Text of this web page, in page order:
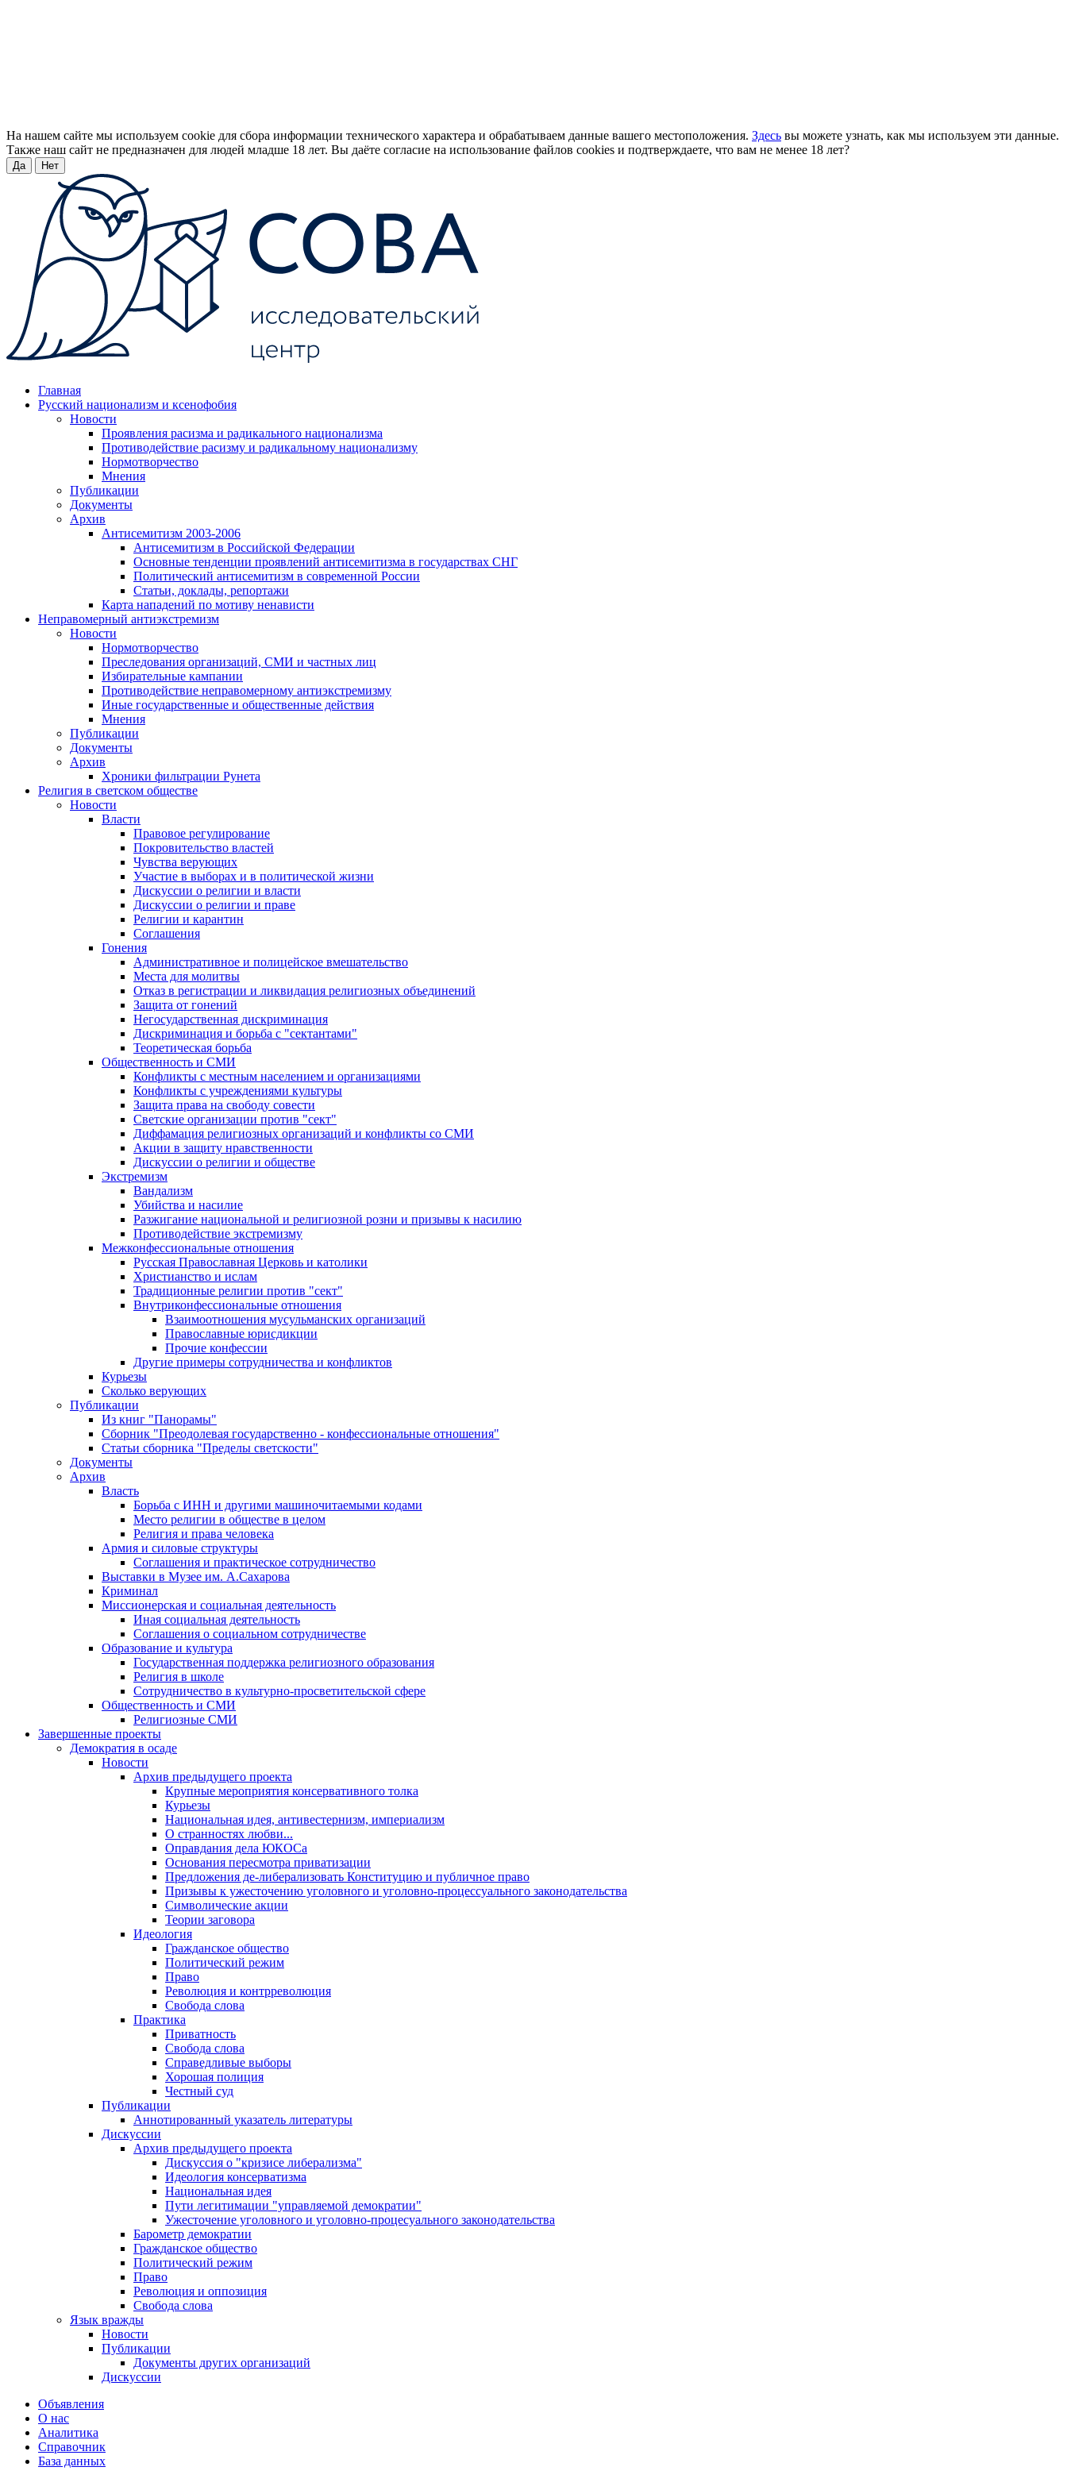
На нашем сайте мы используем cookie для сбора информации технического характера и обрабатываем данные вашего местоположения. Здесь вы можете узнать, как мы используем эти данные.
Также наш сайт не предназначен для людей младше 18 лет. Вы даёте согласие на использование файлов cookies и подтверждаете, что вам не менее 18 лет?
Да Нет
Главная
Русский национализм и ксенофобия
Новости
Проявления расизма и радикального национализма
Противодействие расизму и радикальному национализму
Нормотворчество
Мнения
Публикации
Документы
Архив
Антисемитизм 2003-2006
Антисемитизм в Российской Федерации
Основные тенденции проявлений антисемитизма в государствах СНГ
Политический антисемитизм в современной России
Статьи, доклады, репортажи
Карта нападений по мотиву ненависти
Неправомерный антиэкстремизм
Новости
Нормотворчество
Преследования организаций, СМИ и частных лиц
Избирательные кампании
Противодействие неправомерному антиэкстремизму
Иные государственные и общественные действия
Мнения
Публикации
Документы
Архив
Хроники фильтрации Рунета
Религия в светском обществе
Новости
Власти
Правовое регулирование
Покровительство властей
Чувства верующих
Участие в выборах и в политической жизни
Дискуссии о религии и власти
Дискуссии о религии и праве
Религии и карантин
Соглашения
Гонения
Административное и полицейское вмешательство
Места для молитвы
Отказ в регистрации и ликвидация религиозных объединений
Защита от гонений
Негосударственная дискриминация
Дискриминация и борьба с "сектантами"
Теоретическая борьба
Общественность и СМИ
Конфликты с местным населением и организациями
Конфликты с учреждениями культуры
Защита права на свободу совести
Светские организации против "сект"
Диффамация религиозных организаций и конфликты со СМИ
Акции в защиту нравственности
Дискуссии о религии и обществе
Экстремизм
Вандализм
Убийства и насилие
Разжигание национальной и религиозной розни и призывы к насилию
Противодействие экстремизму
Межконфессиональные отношения
Русская Православная Церковь и католики
Христианство и ислам
Традиционные религии против "сект"
Внутриконфессиональные отношения
Взаимоотношения мусульманских организаций
Православные юрисдикции
Прочие конфессии
Другие примеры сотрудничества и конфликтов
Курьезы
Сколько верующих
Публикации
Из книг "Панорамы"
Сборник "Преодолевая государственно - конфессиональные отношения"
Статьи сборника "Пределы светскости"
Документы
Архив
Власть
Борьба с ИНН и другими машиночитаемыми кодами
Место религии в обществе в целом
Религия и права человека
Армия и силовые структуры
Соглашения и практическое сотрудничество
Выставки в Музее им. А.Сахарова
Криминал
Миссионерская и социальная деятельность
Иная социальная деятельность
Соглашения о социальном сотрудничестве
Образование и культура
Государственная поддержка религиозного образования
Религия в школе
Сотрудничество в культурно-просветительской сфере
Общественность и СМИ
Религиозные СМИ
Завершенные проекты
Демократия в осаде
Новости
Архив предыдущего проекта
Крупные мероприятия консервативного толка
Курьезы
Национальная идея, антивестернизм, империализм
О странностях любви...
Оправдания дела ЮКОСа
Основания пересмотра приватизации
Предложения де-либерализовать Конституцию и публичное право
Призывы к ужесточению уголовного и уголовно-процессуального законодательства
Символические акции
Теории заговора
Идеология
Гражданское общество
Политический режим
Право
Революция и контрреволюция
Свобода слова
Практика
Приватность
Свобода слова
Справедливые выборы
Хорошая полиция
Честный суд
Публикации
Аннотированный указатель литературы
Дискуссии
Архив предыдущего проекта
Дискуссия о "кризисе либерализма"
Идеология консерватизма
Национальная идея
Пути легитимации "управляемой демократии"
Ужесточение уголовного и уголовно-процесуального законодательства
Барометр демократии
Гражданское общество
Политический режим
Право
Революция и оппозиция
Свобода слова
Язык вражды
Новости
Публикации
Документы других организаций
Дискуссии
Объявления
О нас
Аналитика
Справочник
База данных